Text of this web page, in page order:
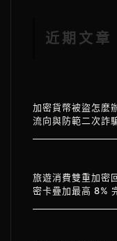
近期文章
加密貨幣被盜怎麼
流向與防範二次詐
旅遊消費雙重加密
密卡疊加最高 8%